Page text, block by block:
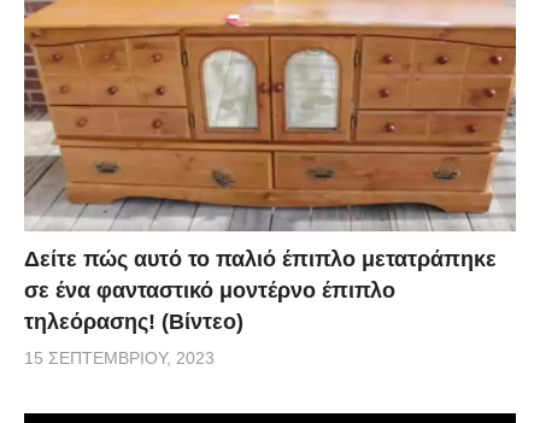
Δείτε πώς αυτό το παλιό έπιπλο μετατράπηκε
σε ένα φανταστικό μοντέρνο έπιπλο
τηλεόρασης! (Βίντεο)
15 ΣΕΠΤΕΜΒΡΊΟΥ, 2023